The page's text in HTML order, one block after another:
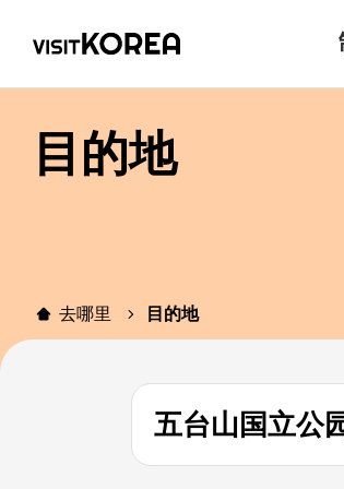
目的地
去哪里 目的地
五台山国立公